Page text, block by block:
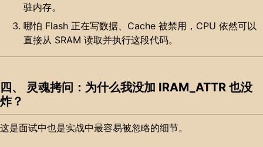
驻内存。
哪怕 Flash 正在写数据、Cache 被禁用，CPU 依然可以
直接从 SRAM 读取并执行这段代码。
四、 灵魂拷问：为什么我没加 IRAM_ATTR 也没
炸？
这是面试中也是实战中最容易被忽略的细节。